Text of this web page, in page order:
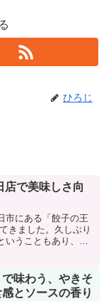
ひろじ
店で美味しさ向
市にある「餃子の王
きました。久しぶり
うこともあり、メ
しぶりの訪問でした
く、...
味わう、やきそ
とソースの香り